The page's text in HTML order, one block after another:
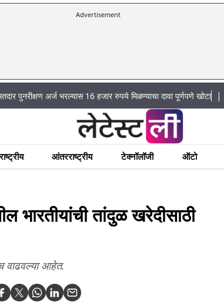
Advertisement
अर्ज भरल्यास 16 हजार रुपये मिळण्याचा दावा पूर्णपणे खोटा|Mumbai
आंतरराष्ट्रीय टेक्नॉलॉजी ऑटो
तांदुळ खरेदीसाठी
वाढवल्या आहेत.